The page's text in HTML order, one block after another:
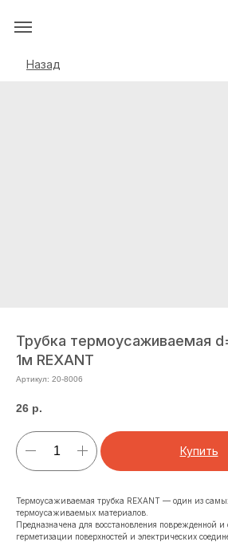
Назад
Трубка термоусаживаемая
1м REXANT
Артикул: 20-8006
26 р.
Купить
Термоусаживаемая трубка REXANT — один из
термоусаживаемых материалов.
Предназначена для восстановления поврежденной и
герметизации поверхностей и электрических